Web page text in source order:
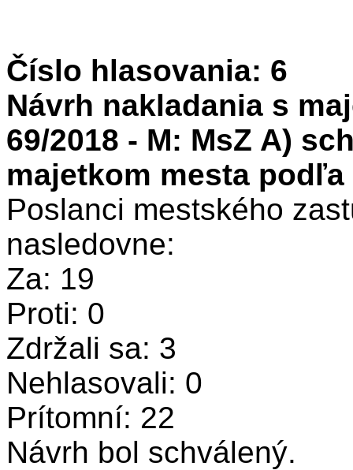
Číslo hlasovania: 6
Návrh nakladania s
69/2018 - M: MsZ A)
majetkom mesta
Poslanci mestského
nasledovne:
Za: 19
Proti: 0
Zdržali sa: 3
Nehlasovali: 0
Prítomní: 22
Návrh bol schválený.